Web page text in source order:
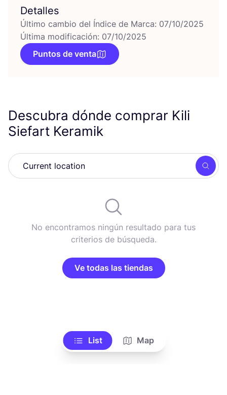
Detalles
Último cambio del Índice de Marca: 07/10/2025
Última modificación: 07/10/2025
Puntos de venta
Descubra dónde comprar Kili
Siefart Keramik
No encontramos ningún resultado para tus
criterios de búsqueda.
Ve todas las tiendas
List Map